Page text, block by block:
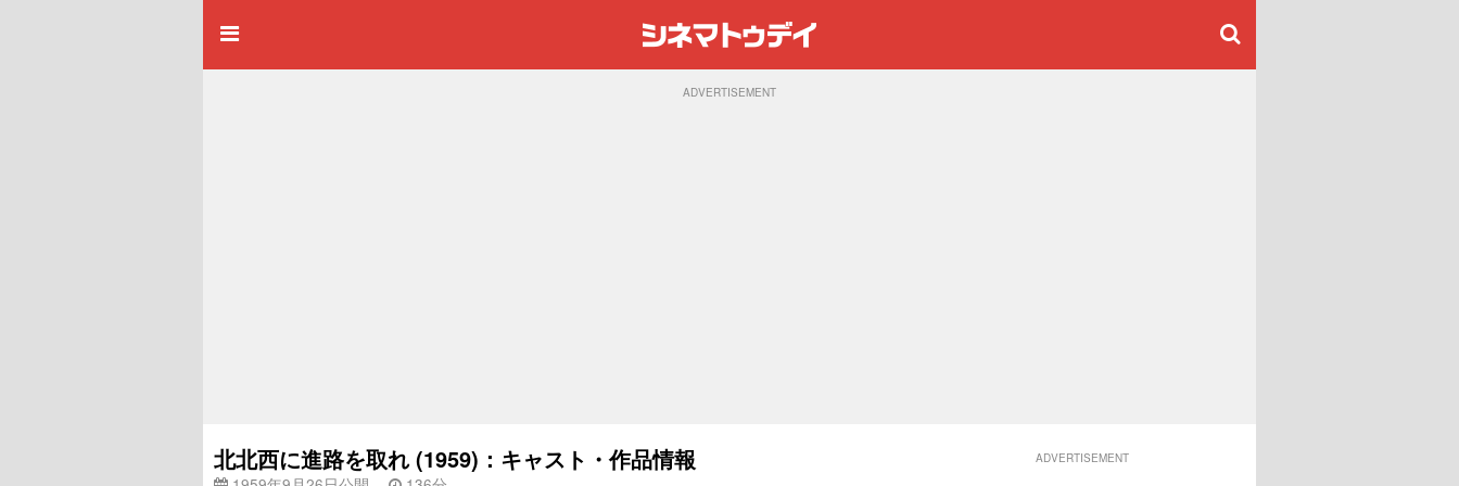
ADVERTISEMENT
北北西に進路を取れ (1959)：キャスト・作品情報 ADVERTISEMENT